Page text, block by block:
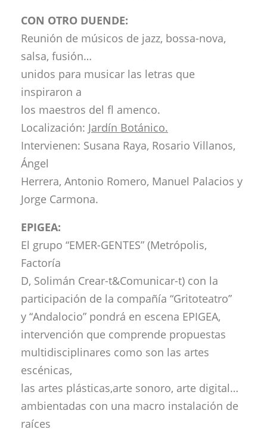
CON OTRO DUENDE:
Reunión de músicos de jazz, bossa-nova,
salsa, fusión…
unidos para musicar las letras que
inspiraron a
los maestros del fl amenco.
Localización: Jardín Botánico.
Intervienen: Susana Raya, Rosario Villanos,
Ángel
Herrera, Antonio Romero, Manuel Palacios y
Jorge Carmona.
EPIGEA:
El grupo “EMER-GENTES” (Metrópolis,
Factoría
D, Solimán Crear-t&Comunicar-t) con la
participación de la compañía “Gritoteatro”
y “Andalocio” pondrá en escena EPIGEA,
intervención que comprende propuestas
multidisciplinares como son las artes
escénicas,
las artes plásticas,arte sonoro, arte digital…
ambientadas con una macro instalación de
raíces